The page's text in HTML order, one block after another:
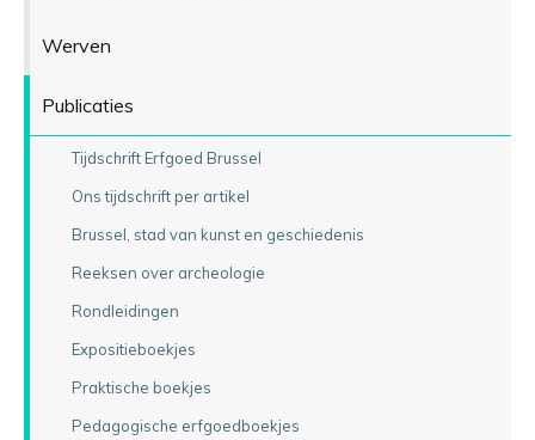
Werven
Publicaties
Tijdschrift Erfgoed Brussel
Ons tijdschrift per artikel
Brussel, stad van kunst en geschiedenis
Reeksen over archeologie
Rondleidingen
Expositieboekjes
Praktische boekjes
Pedagogische erfgoedboekjes